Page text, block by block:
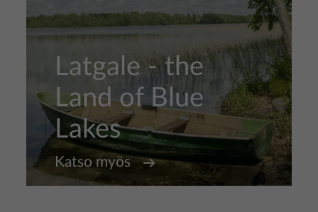
Latgale - the
Land of Blue
Lakes
Katso myös